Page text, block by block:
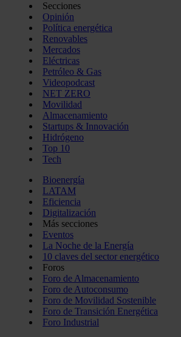
Secciones
Opinión
Política energética
Renovables
Mercados
Eléctricas
Petróleo & Gas
Videopodcast
NET ZERO
Movilidad
Almacenamiento
Startups & Innovación
Hidrógeno
Top 10
Tech
Bioenergía
LATAM
Eficiencia
Digitalización
Más secciones
Eventos
La Noche de la Energía
10 claves del sector energético
Foros
Foro de Almacenamiento
Foro de Autoconsumo
Foro de Movilidad Sostenible
Foro de Transición Energética
Foro Industrial